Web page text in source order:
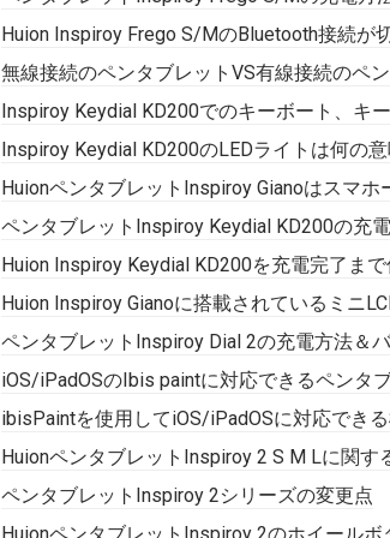
Huion Inspiroy Frego S/MのBluetooth接続が
無線接続のペンタブレットVS有線接続のペ
Inspiroy Keydial KD200でのキーボート、キ
Inspiroy Keydial KD200のLEDライトは何の意
HuionペンタブレットInspiroy Gianoはスマホ
ペンタブレットInspiroy Keydial KD200の充
Huion Inspiroy Keydial KD200を充電完了ま
Huion Inspiroy Gianoに搭載されているミニ
ペンタブレットInspiroy Dial 2の充電方法＆
iOS/iPadOSのIbis paintに対応できるペンタ
ibisPaintを使用してiOS/iPadOSに対応でき
HuionペンタブレットInspiroy 2 S M Lに関す
ペンタブレットInspiroy 2シリーズの変更点